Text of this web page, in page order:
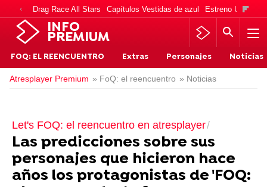
Drag Race All Stars Capítulos Vestidas de azul Estreno Una
INFO
PREMIUM
FOQ: EL REENCUENTRO Extras Personajes Noticias
Atresplayer Premium » FoQ: el reencuentro » Noticias
Let's FOQ: el reencuentro en atresplayer
Las predicciones sobre sus
personajes que hicieron hace
años los protagonistas de 'FOQ: